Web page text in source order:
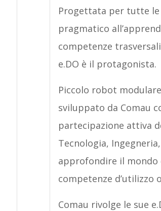
Progettata per tutte le
pragmatico
competenze
e.DO è il protagonista.
Piccolo robot
sviluppato da Comau
partecipazione attiva
Tecnologia,
approfondire il mondo
competenze
Comau rivolge le sue